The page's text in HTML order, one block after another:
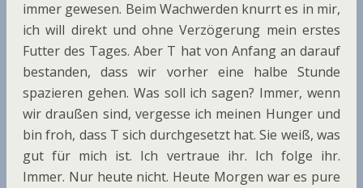
immer gewesen. Beim Wachwerden knurrt es in mir,
ich will direkt und ohne Verzögerung mein erstes
Futter des Tages. Aber T hat von Anfang an darauf
bestanden, dass wir vorher eine halbe Stunde
spazieren gehen. Was soll ich sagen? Immer, wenn
wir draußen sind, vergesse ich meinen Hunger und
bin froh, dass T sich durchgesetzt hat. Sie weiß, was
gut für mich ist. Ich vertraue ihr. Ich folge ihr.
Immer. Nur heute nicht. Heute Morgen war es pure